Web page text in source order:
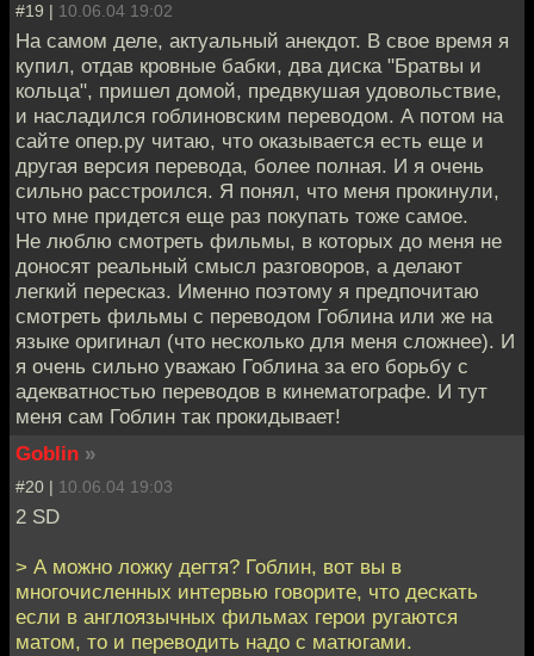
#19 | 10.06.04 19:02
На самом деле, актуальный анекдот. В свое время я
купил, отдав кровные бабки, два диска "Братвы и
кольца", пришел домой, предвкушая удовольствие,
и насладился гоблиновским переводом. А потом на
сайте опер.ру читаю, что оказывается есть еще и
другая версия перевода, более полная. И я очень
сильно расстроился. Я понял, что меня прокинули,
что мне придется еще раз покупать тоже самое.
Не люблю смотреть фильмы, в которых до меня не
доносят реальный смысл разговоров, а делают
легкий пересказ. Именно поэтому я предпочитаю
смотреть фильмы с переводом Гоблина или же на
языке оригинал (что несколько для меня сложнее). И
я очень сильно уважаю Гоблина за его борьбу с
адекватностью переводов в кинематографе. И тут
меня сам Гоблин так прокидывает!
Goblin »
#20 | 10.06.04 19:03
2 SD
> А можно ложку дегтя? Гоблин, вот вы в
многочисленных интервью говорите, что дескать
если в англоязычных фильмах герои ругаются
матом, то и переводить надо с матюгами.